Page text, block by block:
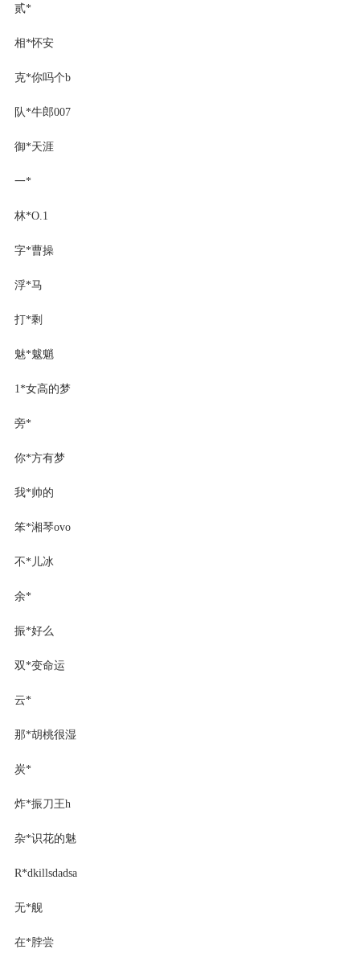
贰*
相*怀安
克*你吗个b
队*牛郎007
御*天涯
一*
林*O.1
字*曹操
浮*马
打*剩
魅*魃魈
1*女高的梦
旁*
你*方有梦
我*帅的
笨*湘琴ovo
不*儿冰
余*
振*好么
双*变命运
云*
那*胡桃很湿
炭*
炸*振刀王h
杂*识花的魅
R*dkillsdadsa
无*舰
在*脖尝